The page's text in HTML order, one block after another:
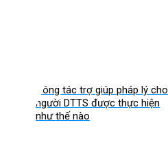
Công tác trợ giúp pháp lý cho
người DTTS được thực hiện
như thế nào